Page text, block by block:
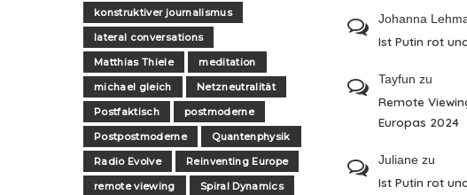
konstruktiver journalismus
lateral conversations
Matthias Thiele
meditation
michael gleich
Netzneutralität
Postfaktisch
postmoderne
Postpostmoderne
Quantenphysik
Radio Evolve
Reinventing Europe
remote viewing
Spiral Dynamics
Johanna
Ist Putin rot
Tayfun zu
Remote
Europas 2024
Juliane zu
Ist Putin rot